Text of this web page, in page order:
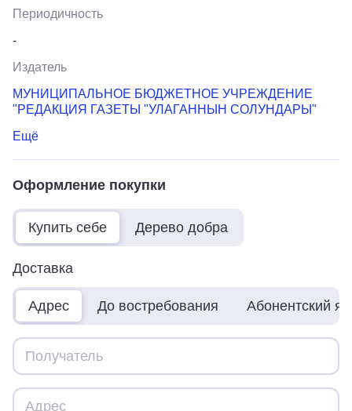
Периодичность
-
Издатель
МУНИЦИПАЛЬНОЕ БЮДЖЕТНОЕ УЧРЕЖДЕНИЕ
"РЕДАКЦИЯ ГАЗЕТЫ "УЛАГАННЫН СОЛУНДАРЫ"
Ещё
Оформление покупки
Купить себе Дерево добра
Доставка
Адрес До востребования Абонентский